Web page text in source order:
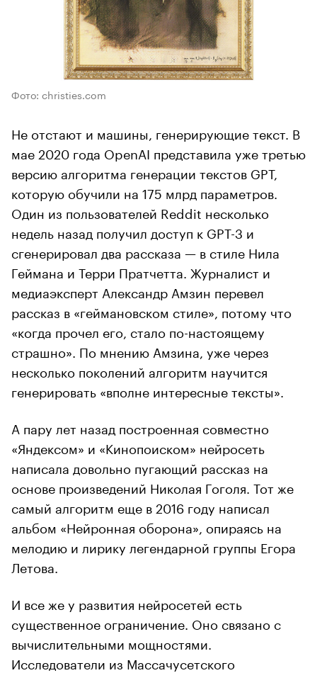
Фото: christies.com
Не отстают и машины, генерирующие текст. В
мае 2020 года OpenAI представила уже третью
версию алгоритма генерации текстов GPT,
которую обучили на 175 млрд параметров.
Один из пользователей Reddit несколько
недель назад получил доступ к GPT-3 и
сгенерировал два рассказа — в стиле Нила
Геймана и Терри Пратчетта. Журналист и
медиаэксперт Александр Амзин перевел
рассказ в «геймановском стиле», потому что
«когда прочел его, стало по-настоящему
страшно». По мнению Амзина, уже через
несколько поколений алгоритм научится
генерировать «вполне интересные тексты».
А пару лет назад построенная совместно
«Яндексом» и «Кинопоиском» нейросеть
написала довольно пугающий рассказ на
основе произведений Николая Гоголя. Тот же
самый алгоритм еще в 2016 году написал
альбом «Нейронная оборона», опираясь на
мелодию и лирику легендарной группы Егора
Летова.
И все же у развития нейросетей есть
существенное ограничение. Оно связано с
вычислительными мощностями.
Исследователи из Массачусетского